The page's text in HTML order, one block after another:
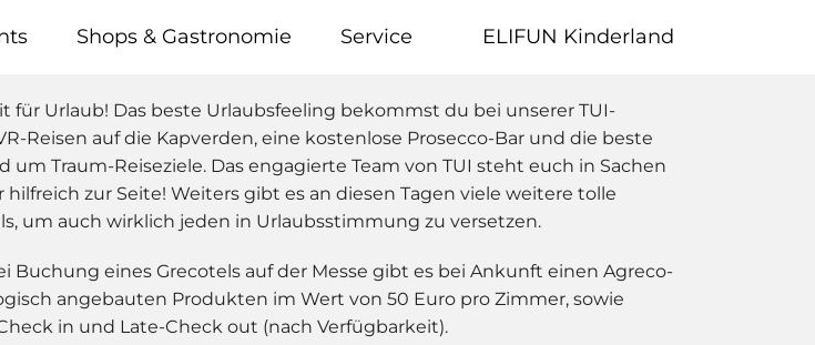
Shops & Gastronomie Service ELIFUN Kinderland
für Urlaub! Das beste Urlaubsfeeling bekommst du bei unserer TUI-
Reisen auf die Kapverden, eine kostenlose Prosecco-Bar und die beste
um Traum-Reiseziele. Das engagierte Team von TUI steht euch in Sachen
hilfreich zur Seite! Weiters gibt es an diesen Tagen viele weitere tolle
um auch wirklich jeden in Urlaubsstimmung zu versetzen.
Buchung eines Grecotels auf der Messe gibt es bei Ankunft einen Agreco-
angebauten Produkten im Wert von 50 Euro pro Zimmer, sowie
in und Late-Check out (nach Verfügbarkeit).